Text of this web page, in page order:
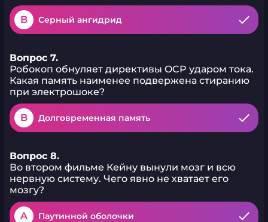
B Серный ангидрид
Вопрос 7.
Робокоп обнуляет директивы OCP ударом тока.
Какая память наименее подвержена стиранию
при электрошоке?
B Долговременная память
Вопрос 8.
Во втором фильме Кейну вынули мозг и всю
нервную систему. Чего явно не хватает его
мозгу?
A Паутинной оболочки